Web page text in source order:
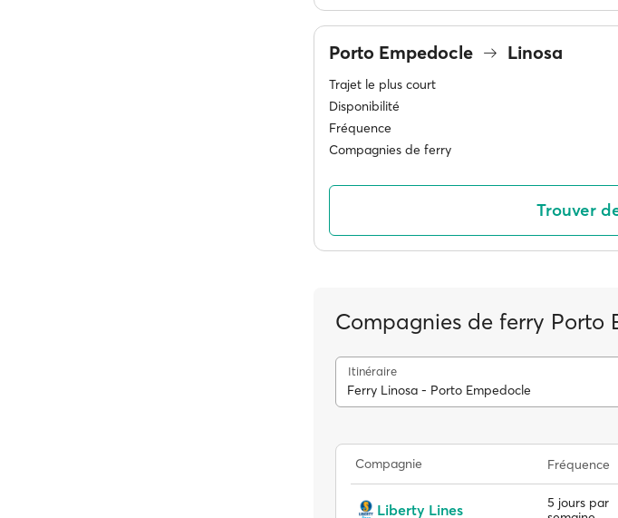
Porto Empedocle Linosa
Trajet le plus court
Disponibilité
Fréquence
Compagnies de ferry
Trouver
Compagnies de ferry Porto
Itinéraire
Ferry Linosa - Porto Empedocle
Compagnie Fréquence
Liberty Lines
5 jours par